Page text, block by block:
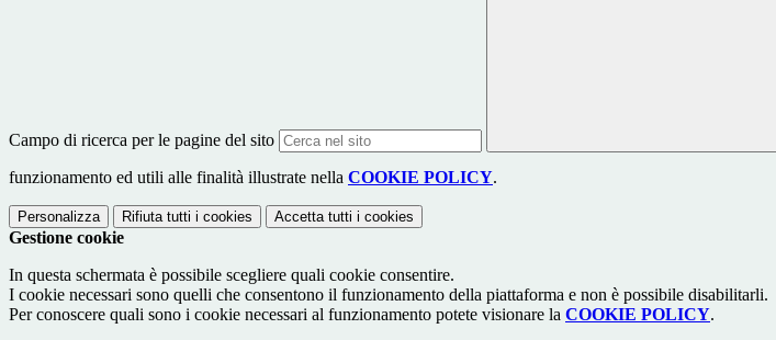
Campo di ricerca per le pagine del sito
funzionamento ed utili alle finalità illustrate nella COOKIE POLICY.
Personalizza Rifiuta tutti i cookies Accetta tutti i cookies
Gestione cookie
In questa schermata è possibile scegliere quali cookie consentire.
I cookie necessari sono quelli che consentono il funzionamento della piattaforma e non è possibile disabilitarli.
Per conoscere quali sono i cookie necessari al funzionamento potete visionare la COOKIE POLICY.